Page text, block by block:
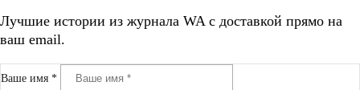
Лучшие истории из журнала WA c доставкой прямо на
ваш email.
Ваше имя *